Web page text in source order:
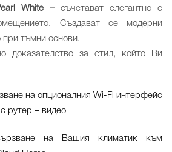
White –съчетават елегантно с
Създават се модерни
при тъмни основи.
доказателство за стил, който Ви
на опционалния Wi-Fi интерфейс
рутер – видео
на Вашия климатик към